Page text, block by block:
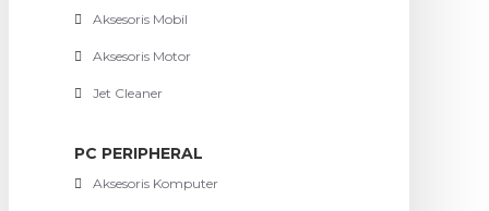
Aksesoris Mobil
Aksesoris Motor
Jet Cleaner
PC PERIPHERAL
Aksesoris Komputer